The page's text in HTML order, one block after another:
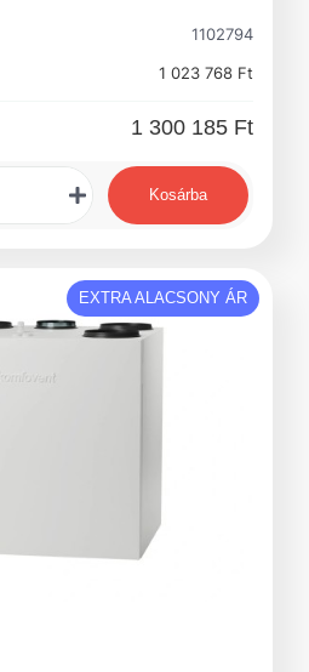
1102794
1 023 768 Ft
1 300 185 Ft
Kosárba
EXTRA ALACSONY ÁR